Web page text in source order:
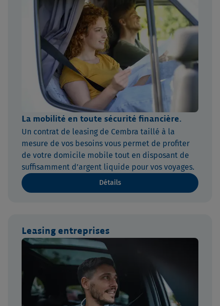
La mobilité en toute sécurité financière.
Un contrat de leasing de Cembra taillé à la
mesure de vos besoins vous permet de profiter
de votre domicile mobile tout en disposant de
suffisamment d’argent liquide pour vos voyages.
Détails
Leasing entreprises